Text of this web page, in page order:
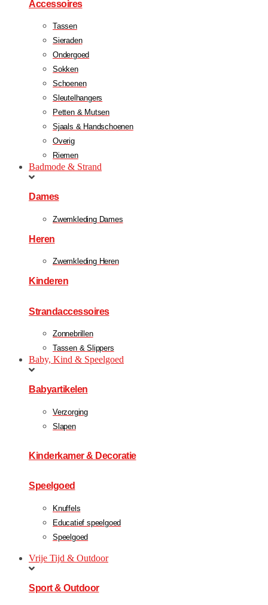
Accessoires
Tassen
Sieraden
Ondergoed
Sokken
Schoenen
Sleutelhangers
Petten & Mutsen
Sjaals & Handschoenen
Overig
Riemen
Badmode & Strand
Dames
Zwemkleding Dames
Heren
Zwemkleding Heren
Kinderen
Strandaccessoires
Zonnebrillen
Tassen & Slippers
Baby, Kind & Speelgoed
Babyartikelen
Verzorging
Slapen
Kinderkamer & Decoratie
Speelgoed
Knuffels
Educatief speelgoed
Speelgoed
Vrije Tijd & Outdoor
Sport & Outdoor